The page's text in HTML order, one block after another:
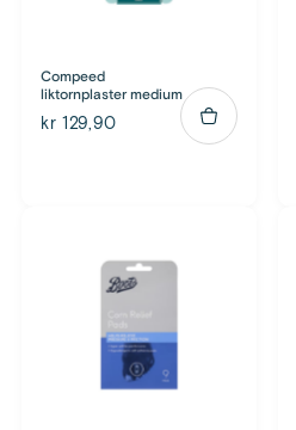
Compeed
liktornplaster medium
kr 129,90